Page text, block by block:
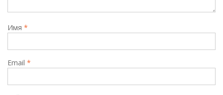
Имя *
Email *